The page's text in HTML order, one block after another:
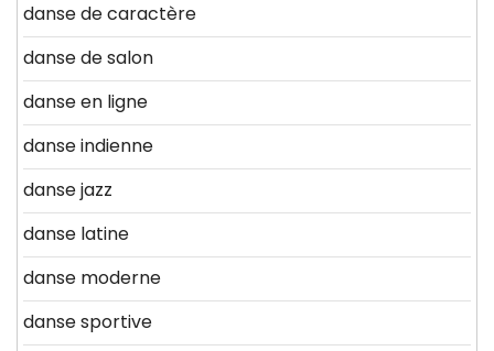
danse de caractère
danse de salon
danse en ligne
danse indienne
danse jazz
danse latine
danse moderne
danse sportive